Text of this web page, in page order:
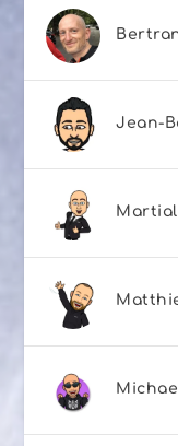
Jean-
Martial